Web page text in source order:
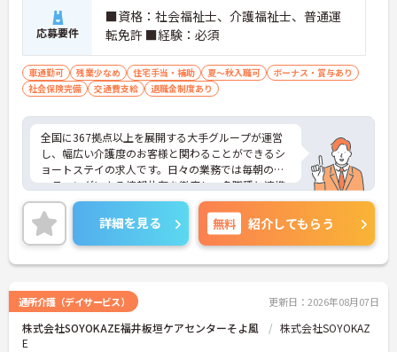
ネジャーやセンター長といったマネジメント職への
道が開かれています。
・勤務時間内での資格取得支援制度やOJTが整備さ
れており、働きながらのスキルアップを手厚くサポ
ートします。
【日々の貢献をダイレクトに評価する「特別報酬」
やワークライフバランスの充実】
・施設運営への尽力やチームワークは、賞与とは別
の「特別報酬」として目に見える形で還元されま
す。
シュ休暇が用意されておりプライベートの時間を大
切にできます。
応募要件
■資格：社会福祉士、介護福祉士、普通運
転免許 ■経験：必須
車通勤可 残業少なめ 住宅手当・補助 夏～秋入職可
ボーナス・賞与あり
社会保険完備
交通費支給 退職金制度あり
全国に367拠点以上を展開する大手グループが運営
し、幅広い介護度のお客様と関わることができるシ
ョートステイの求人です。日々の業務では毎朝のミ
ーティングによる情報共有を徹底し、多職種と連携
しながらお客様一人ひとりの生活を支える体制を整
えています。入社後はOJT制度による先輩スタッフ
の丁寧な指導や定期的な面談があり、資格取得支援
制度も完備しているため、着実にスキルを磨ける環
境です。待遇面では、月給に加えて年2回の賞与や実
やチームワークが収入に反映されます。また、残業
がほぼなく年間17日のリフレッシュ休暇を利用でき
るほか、定年65歳かつ70歳までの再雇用制度を設け
詳細を見る 無料 紹介してもらう
通所介護（デイサービス） 更新日：2026年08月07日
株式会社SOYOKAZE福井板垣ケアセンターそよ風
株式会社SOYOKAZ
E